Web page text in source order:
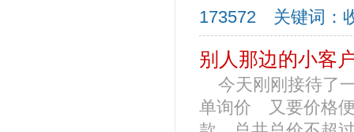
173572 关键词：
别人那边的小客
今天刚刚接待了
单询价 又要价格便